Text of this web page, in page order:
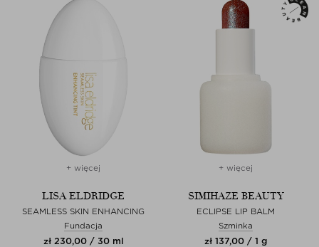
+ więcej
LISA ELDRIDGE
SEAMLESS SKIN ENHANCING
Fundacja
zł 230,00 / 30 ml
+ więcej
SIMIHAZE BEAUTY
ECLIPSE LIP BALM
Szminka
zł 137,00 / 1 g